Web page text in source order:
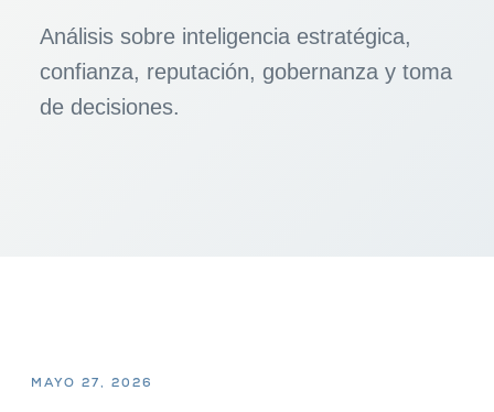
Análisis sobre inteligencia estratégica,
confianza, reputación, gobernanza y toma
de decisiones.
MAYO 27, 2026